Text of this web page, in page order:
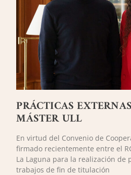
PRÁCTICAS
MÁSTER ULL
En virtud del Convenio de
firmado recientemente entre el
La Laguna para la realización de
trabajos de fin de titulación